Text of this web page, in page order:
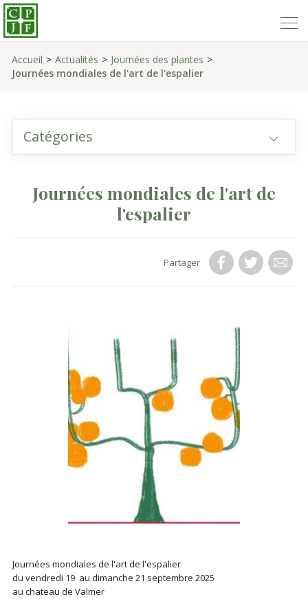
Accueil Actualités
Journées des plantes
Journées mondiales de l'art de l'espalier
Catégories
Journées mondiales de l'art de
l'espalier
Partager
Journées mondiales de l'art de l'espalier
du vendredi 19 au dimanche 21 septembre 2025
au chateau de Valmer